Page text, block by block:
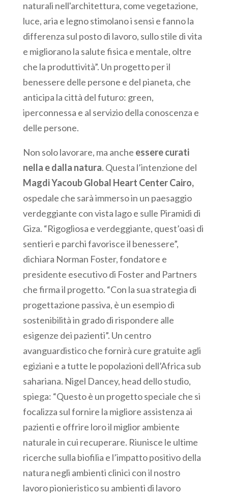
naturali nell'architettura, come vegetazione,
luce, aria e legno stimolano i sensi e fanno la
differenza sul posto di lavoro, sullo stile di vita
e migliorano la salute fisica e mentale, oltre
che la produttività”. Un progetto per il
benessere delle persone e del pianeta, che
anticipa la città del futuro: green,
iperconnessa e al servizio della conoscenza e
delle persone.
Non solo lavorare, ma anche essere curati
nella e dalla natura. Questa l’intenzione del
Magdi Yacoub Global Heart Center Cairo,
ospedale che sarà immerso in un paesaggio
verdeggiante con vista lago e sulle Piramidi di
Giza. “Rigogliosa e verdeggiante, quest’oasi di
sentieri e parchi favorisce il benessere”,
dichiara Norman Foster, fondatore e
presidente esecutivo di Foster and Partners
che firma il progetto. “Con la sua strategia di
progettazione passiva, è un esempio di
sostenibilità in grado di rispondere alle
esigenze dei pazienti”. Un centro
avanguardistico che fornirà cure gratuite agli
egiziani e a tutte le popolazioni dell’Africa sub
sahariana. Nigel Dancey, head dello studio,
spiega: “Questo è un progetto speciale che si
focalizza sul fornire la migliore assistenza ai
pazienti e offrire loro il miglior ambiente
naturale in cui recuperare. Riunisce le ultime
ricerche sulla biofilia e l’impatto positivo della
natura negli ambienti clinici con il nostro
lavoro pionieristico su ambienti di lavoro